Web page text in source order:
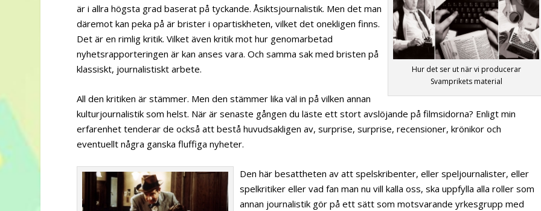
Hur det ser ut när vi producerar
Svamprikets material
är i allra högsta grad baserat på tyckande. Åsiktsjournalistik. Men det man
däremot kan peka på är brister i opartiskheten, vilket det onekligen finns.
Det är en rimlig kritik. Vilket även kritik mot hur genomarbetad
nyhetsrapporteringen är kan anses vara. Och samma sak med bristen på
klassiskt, journalistiskt arbete.
All den kritiken är stämmer. Men den stämmer lika väl in på vilken annan
kulturjournalistik som helst. När är senaste gången du läste ett stort avslöjande på filmsidorna? Enligt min
erfarenhet tenderar de också att bestå huvudsakligen av, surprise, surprise, recensioner, krönikor och
eventuellt några ganska fluffiga nyheter.
Den här besattheten av att spelskribenter, eller speljournalister, eller
spelkritiker eller vad fan man nu vill kalla oss, ska uppfylla alla roller som
annan journalistik gör på ett sätt som motsvarande yrkesgrupp med